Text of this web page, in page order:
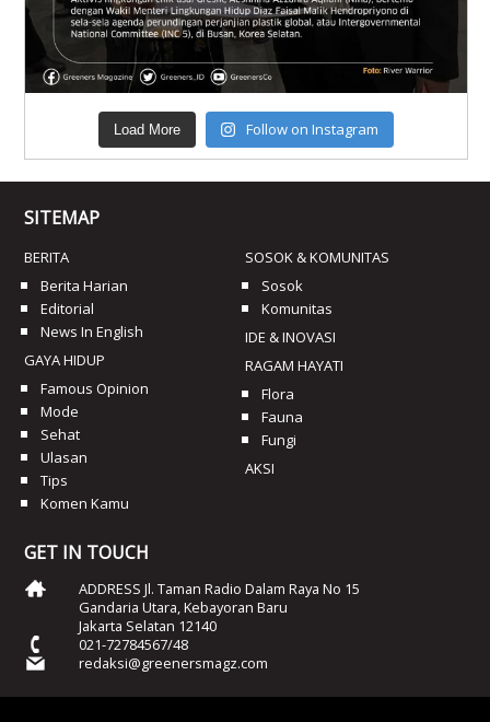
Load More Follow on Instagram
SITEMAP
BERITA
Berita Harian
Editorial
News In English
GAYA HIDUP
Famous Opinion
Mode
Sehat
Ulasan
Tips
Komen Kamu
SOSOK & KOMUNITAS
Sosok
Komunitas
IDE & INOVASI
RAGAM HAYATI
Flora
Fauna
Fungi
AKSI
GET IN TOUCH
ADDRESS Jl. Taman Radio Dalam Raya No 15
Gandaria Utara, Kebayoran Baru
Jakarta Selatan 12140
021-72784567/48
redaksi@greenersmagz.com